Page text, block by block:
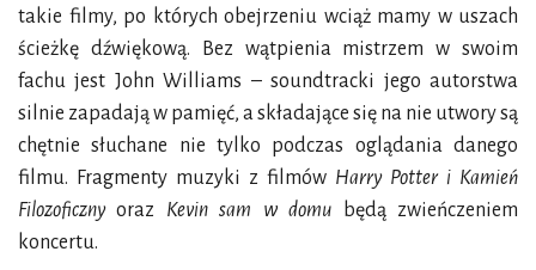
takie filmy, po których obejrzeniu wciąż mamy w uszach
ścieżkę dźwiękową. Bez wątpienia mistrzem w swoim
fachu jest John Williams – soundtracki jego autorstwa
silnie zapadają w pamięć, a składające się na nie utwory są
chętnie słuchane nie tylko podczas oglądania danego
filmu. Fragmenty muzyki z filmów Harry Potter i Kamień
Filozoficznyoraz Kevin sam w domu będą zwieńczeniem
koncertu.